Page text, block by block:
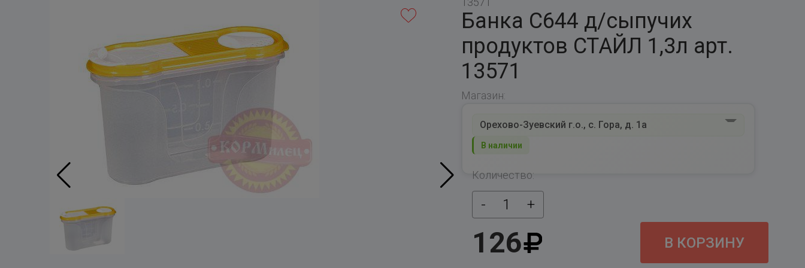
Банка С644 д/сыпучих
продуктов СТАЙЛ 1,3л арт.
13571
Магазин:
Орехово-Зуевский г.о., с. Гора, д. 1а
В наличии
Количество:
- 1 +
126 В КОРЗИНУ